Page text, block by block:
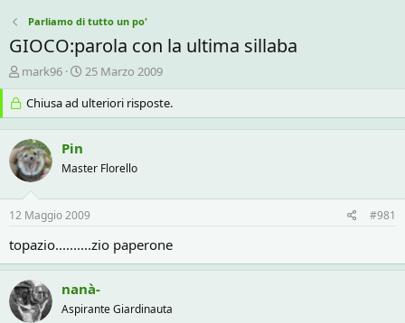
Parliamo di tutto un po'
GIOCO:parola con la ultima sillaba
C
r
e
a
t
o
r
e
D
i
c
u
s
s
i
mark96
D
a
t
a
d
i
i
z
o
25 Marzo 2009
Chiusa ad ulteriori risposte.
Pin
Master Florello
12 Maggio 2009 #981
topazio..........zio paperone
nanà-
Aspirante Giardinauta